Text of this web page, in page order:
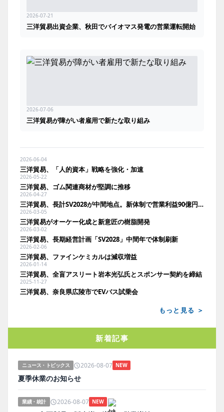
2026-07-21
三洋貿易出資企業、秋田でバイオマス発電の営業運転開始
2026-07-06
三洋貿易が障がい者雇用で新たな取り組み
2026-06-04
三洋貿易、「人的資本」戦略を強化・加速
2026-05-22
三洋貿易、ゴム関連商材が堅調に推移
2026-04-27
三洋貿易、長計SV2028が中間地点。新体制で営業利益90億円達成へ加速
2026-03-05
三洋貿易がオーケー化成と新意匠の樹脂開発
2026-03-02
三洋貿易、長期経営計画「SV2028」中間年で体制刷新
2026-02-06
三洋貿易、ファインケミカルは減収増益
2026-01-14
三洋貿易、全盲アスリート岩本光弘氏とスポンサー契約を締結
2025-11-27
三洋貿易、奈良県広陵市でEVバス試乗会
もっと見る ＞
新着記事
ニュース・トピックス 2026-08-07 NEW
夏季休業のお知らせ
業績・統計 2026-08-07 NEW